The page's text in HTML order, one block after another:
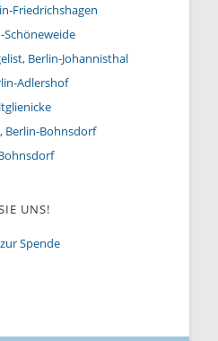
Friedrichshagen
Schöneweide
Berlin-Johannisthal
Adlershof
Berlin-Bohnsdorf
UNS!
Spende